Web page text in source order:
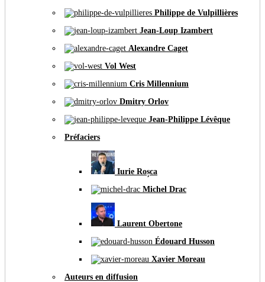
Philippe de Vulpillières
Jean-Loup Izambert
Alexandre Caget
Vol West
Cris Millennium
Dmitry Orlov
Jean-Philippe Lévêque
Préfaciers
Iurie Roșca
Michel Drac
Laurent Obertone
Édouard Husson
Xavier Moreau
Auteurs en diffusion